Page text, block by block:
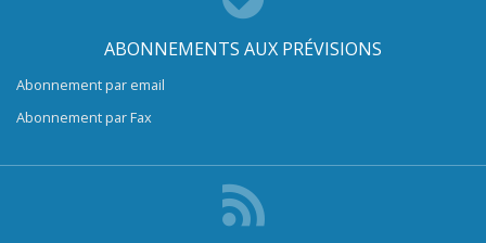
ABONNEMENTS AUX PRÉVISIONS
Abonnement par email
Abonnement par Fax